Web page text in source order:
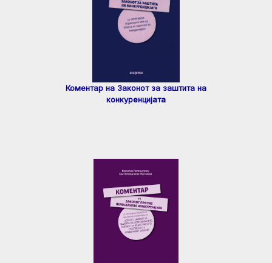
Коментар на Законот за заштита на
конкуренцијата